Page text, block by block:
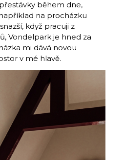
během dne,
na procházku
když pracuji z
Vondelpark je hned za
mi dává novou
v mé hlavě.